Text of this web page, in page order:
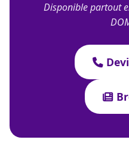
Disponible partout